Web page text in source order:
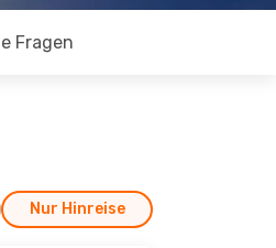
Fragen
Nur Hinreise